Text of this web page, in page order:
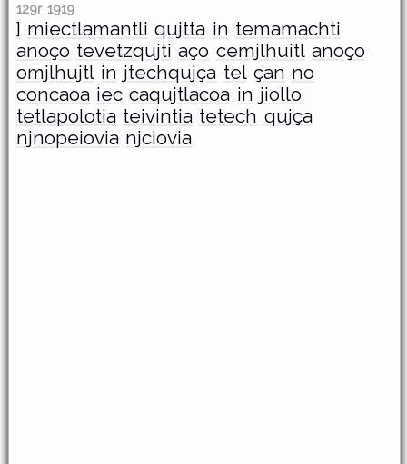
129r 1919
] miectlamantli qujtta in temamachti
anoço tevetzqujti aço cemjlhuitl anoço
omjlhujtl in jtechqujça tel çan no
concaoa iec caqujtlacoa in jiollo
tetlapolotia teivintia tetech qujça
njnopeiovia njciovia